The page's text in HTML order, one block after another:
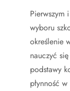
Pierwszym
wyboru
określenie
nauczyć
podstawy
płynność